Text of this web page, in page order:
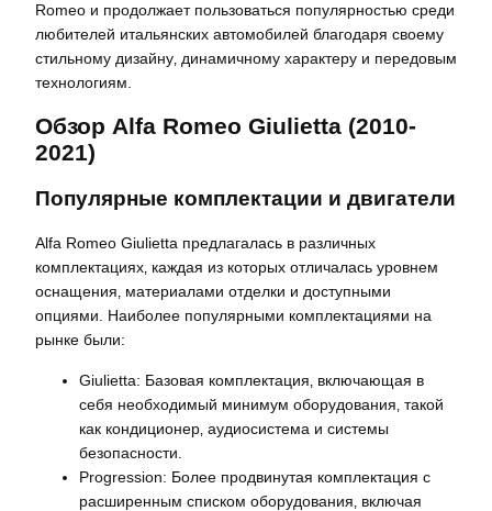
Romeo и продолжает пользоваться популярностью среди
любителей итальянских автомобилей благодаря своему
стильному дизайну‚ динамичному характеру и передовым
технологиям.
Обзор Alfa Romeo Giulietta (2010-
2021)
Популярные комплектации и двигатели
Alfa Romeo Giulietta предлагалась в различных
комплектациях‚ каждая из которых отличалась уровнем
оснащения‚ материалами отделки и доступными
опциями. Наиболее популярными комплектациями на
рынке были:
Giulietta: Базовая комплектация‚ включающая в
себя необходимый минимум оборудования‚ такой
как кондиционер‚ аудиосистема и системы
безопасности.
Progression: Более продвинутая комплектация с
расширенным списком оборудования‚ включая